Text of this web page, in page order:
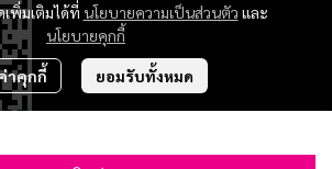
พิ่มเติมได้ที่ นโยบายความเป็นส่วนตัว และ
นโยบายคุกกี้
าคุกกี้ ยอมรับทั้งหมด